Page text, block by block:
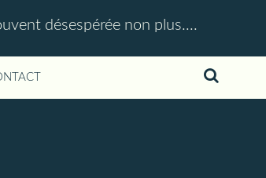
désespérée non plus....